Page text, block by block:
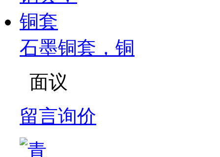
石墨铜套，铜
面议
留言询价